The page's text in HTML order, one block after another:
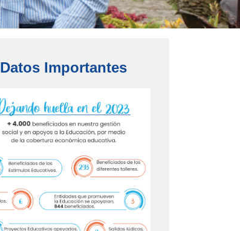
Datos Importantes